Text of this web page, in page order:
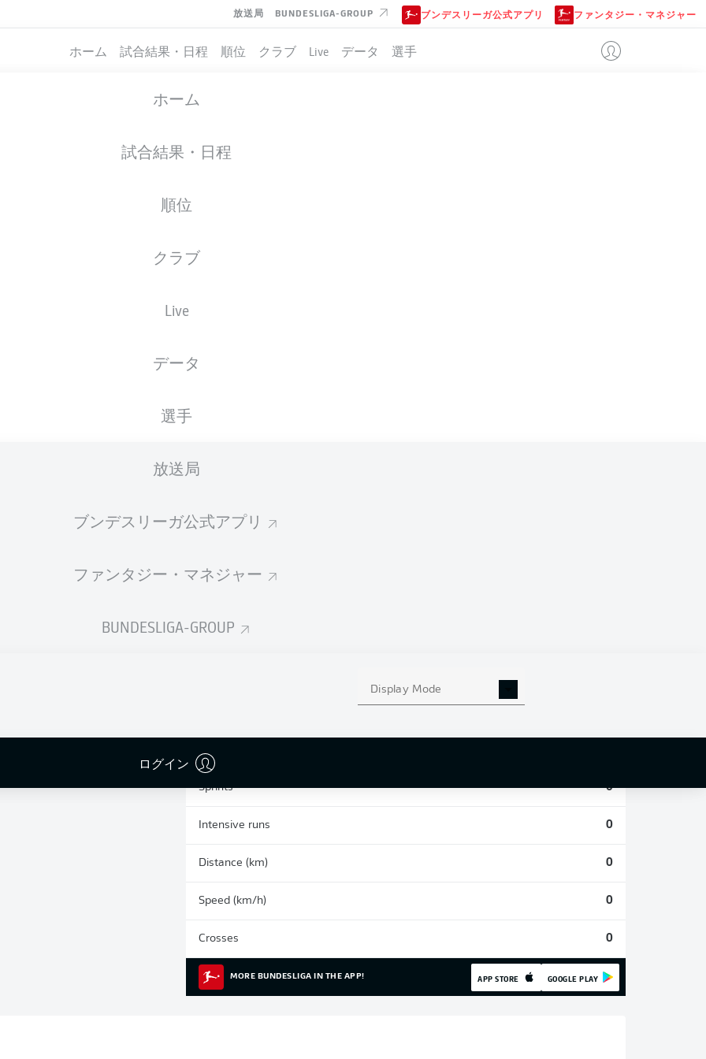
放送局 BUNDESLIGA-GROUP ブンデスリーガ公式アプリ ファンタジー・マネジャー
ホーム 試合結果・日程 順位 クラブ Live データ 選手
ホーム
試合結果・日程
順位
クラブ
Live
データ
選手
放送局
ブンデスリーガ公式アプリ
ファンタジー・マネジャー
BUNDESLIGA-GROUP
Display Mode
ログイン
28.04.1996
統計 シーズン 2022/2023
Sprints 0
Intensive runs 0
Distance (km) 0
Speed (km/h) 0
Crosses 0
MORE BUNDESLIGA IN THE APP! APP STORE GOOGLE PLAY